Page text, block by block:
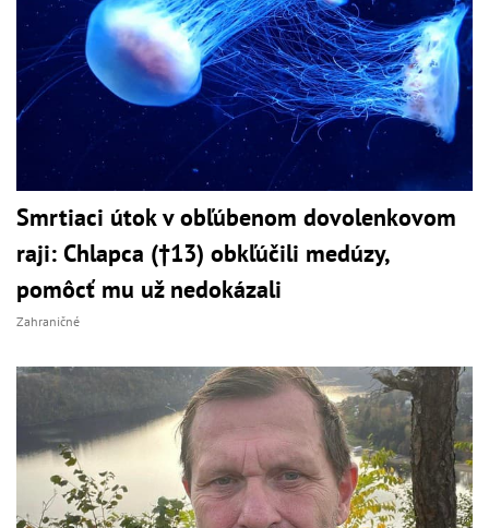
Smrtiaci útok v obľúbenom dovolenkovom
raji: Chlapca (†13) obkľúčili medúzy,
pomôcť mu už nedokázali
Zahraničné